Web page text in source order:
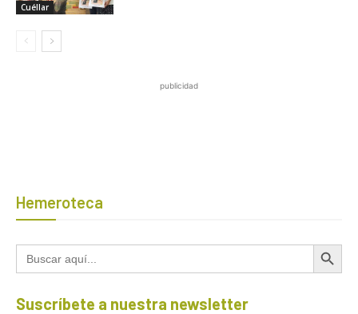
Cuéllar
publicidad
Hemeroteca
Buscar: Botón de
Suscríbete a nuestra newsletter